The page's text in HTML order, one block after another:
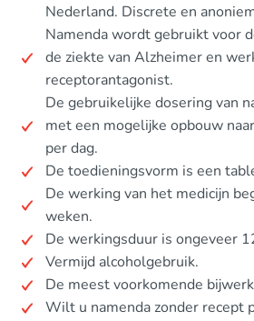
Nederland. Discrete en
Namenda wordt gebruikt voor
de ziekte van Alzheimer en
receptorantagonist.
De gebruikelijke dosering van
met een mogelijke opbouw
per dag.
De toedieningsvorm is een
De werking van het medicijn
weken.
De werkingsduur is ongeveer
Vermijd alcoholgebruik.
De meest voorkomende
Wilt u namenda zonder recept